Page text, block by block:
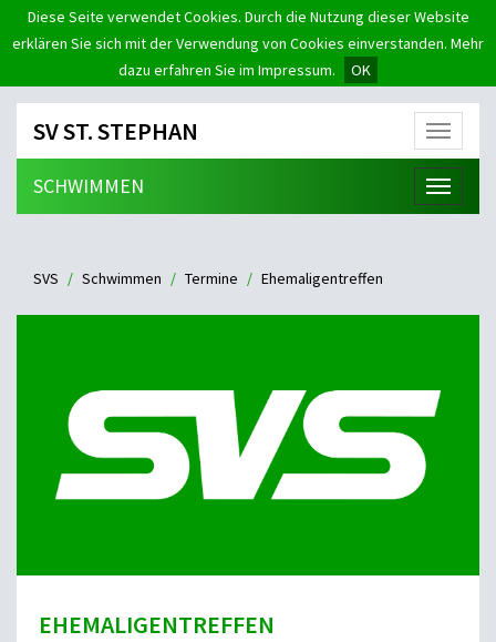
Diese Seite verwendet Cookies. Durch die Nutzung dieser Website
erklären Sie sich mit der Verwendung von Cookies einverstanden. Mehr
dazu erfahren Sie im Impressum.
OK
Menü
SV ST. STEPHAN
Menü
SCHWIMMEN
SVS Schwimmen Termine Ehemaligentreffen
EHEMALIGENTREFFEN